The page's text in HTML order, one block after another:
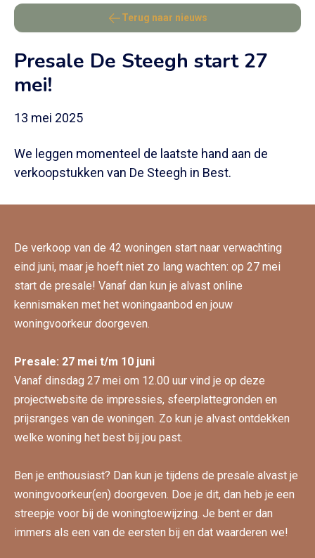
Terug naar nieuws
Presale De Steegh start 27
mei!
13 mei 2025
We leggen momenteel de laatste hand aan de
verkoopstukken van De Steegh in Best.
De verkoop van de 42 woningen start naar verwachting
eind juni, maar je hoeft niet zo lang wachten: op 27 mei
start de presale! Vanaf dan kun je alvast online
kennismaken met het woningaanbod en jouw
woningvoorkeur doorgeven.
Presale: 27 mei t/m 10 juni
Vanaf dinsdag 27 mei om 12.00 uur vind je op deze
projectwebsite de impressies, sfeerplattegronden en
prijsranges van de woningen. Zo kun je alvast ontdekken
welke woning het best bij jou past.
Ben je enthousiast? Dan kun je tijdens de presale alvast je
woningvoorkeur(en) doorgeven. Doe je dit, dan heb je een
streepje voor bij de woningtoewijzing. Je bent er dan
immers als een van de eersten bij en dat waarderen we!